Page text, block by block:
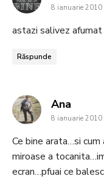
8 ianuarie 2010
astazi salivez afumat
Răspunde
Ana
8 ianuarie 2010
Ce bine arata…si
miroase a
ecran…pfuai ce